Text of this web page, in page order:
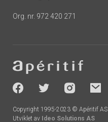
Org. nr. 972 420 271
-
socials
Copyright 1995-2023 © Apéritif AS
Utviklet av Ideo Solutions AS